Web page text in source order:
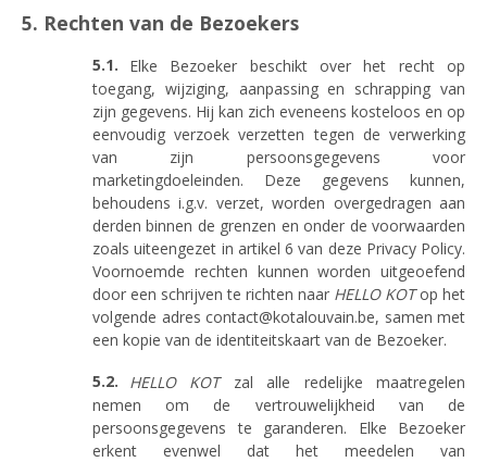
5. Rechten van de Bezoekers
Elke Bezoeker beschikt over het recht op
toegang, wijziging, aanpassing en schrapping van
zijn gegevens. Hij kan zich eveneens kosteloos en op
eenvoudig verzoek verzetten tegen de verwerking
van zijn persoonsgegevens voor
marketingdoeleinden. Deze gegevens kunnen,
behoudens i.g.v. verzet, worden overgedragen aan
derden binnen de grenzen en onder de voorwaarden
zoals uiteengezet in artikel 6 van deze Privacy Policy.
Voornoemde rechten kunnen worden uitgeoefend
door een schrijven te richten naar HELLO KOTop het
volgende adres contact@kotalouvain.be, samen met
een kopie van de identiteitskaart van de Bezoeker.
HELLO KOTzal alle redelijke maatregelen
nemen om de vertrouwelijkheid van de
persoonsgegevens te garanderen. Elke Bezoeker
erkent evenwel dat het meedelen van